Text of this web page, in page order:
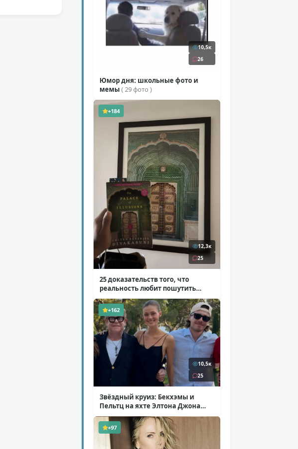
10,5к
26
Юмор дня: школьные фото и
мемы ( 29 фото )
+184
12,3к
25
25 доказательств того, что
реальность любит пошутить
( 25 фото )
+162
10,5к
25
Звёздный круиз: Бекхэмы и
Пельтц на яхте Элтона Джона
( 12 фото )
+97